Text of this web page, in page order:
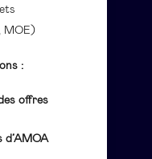
MOE)
:
offres
d’AMOA